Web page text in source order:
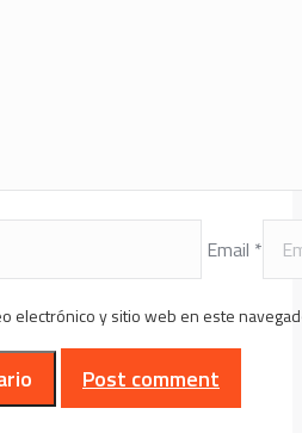
Email *
electrónico y sitio web en este
Post comment